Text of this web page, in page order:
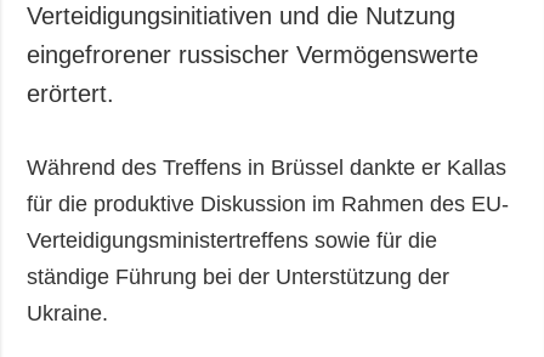
Verteidigungsinitiativen und die Nutzung
eingefrorener russischer Vermögenswerte
erörtert.
Während des Treffens in Brüssel dankte er Kallas
für die produktive Diskussion im Rahmen des EU-
Verteidigungsministertreffens sowie für die
ständige Führung bei der Unterstützung der
Ukraine.